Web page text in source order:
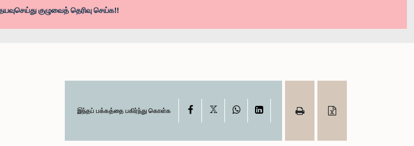
குழுவைத் தெரிவு செய்க!!
இந்தப் பக்கத்தை பகிர்ந்து கொள்க Facebook WhatsAppLinkedIn